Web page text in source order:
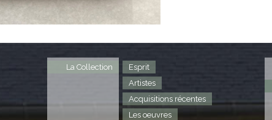
La Collection
Esprit
Artistes
Acquisitions récentes
Les oeuvres